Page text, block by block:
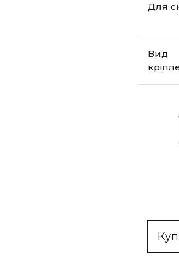
Для
Вид